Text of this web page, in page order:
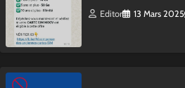
Editor 13 Mars 2025